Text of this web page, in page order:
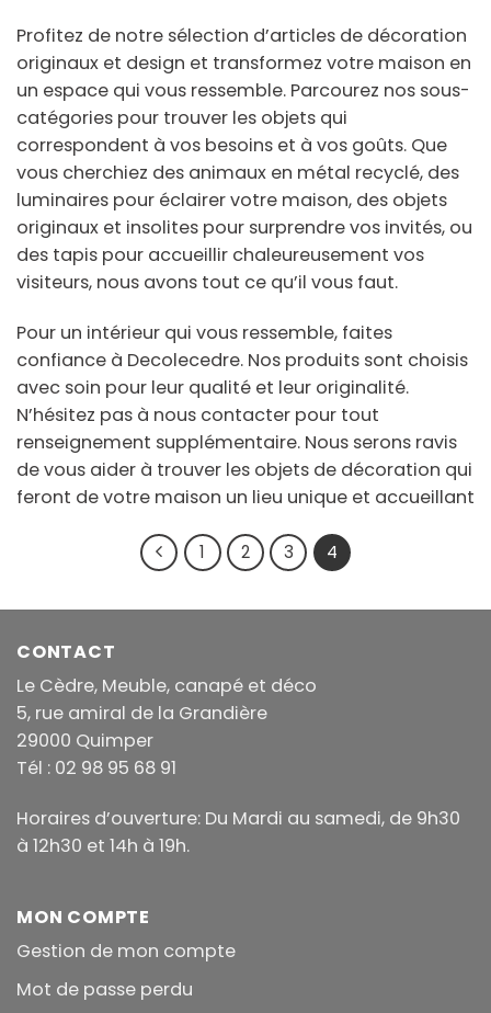
Profitez de notre sélection d’articles de décoration
originaux et design et transformez votre maison en
un espace qui vous ressemble. Parcourez nos sous-
catégories pour trouver les objets qui
correspondent à vos besoins et à vos goûts. Que
vous cherchiez des animaux en métal recyclé, des
luminaires pour éclairer votre maison, des objets
originaux et insolites pour surprendre vos invités, ou
des tapis pour accueillir chaleureusement vos
visiteurs, nous avons tout ce qu’il vous faut.
Pour un intérieur qui vous ressemble, faites
confiance à Decolecedre. Nos produits sont choisis
avec soin pour leur qualité et leur originalité.
N’hésitez pas à nous contacter pour tout
renseignement supplémentaire. Nous serons ravis
de vous aider à trouver les objets de décoration qui
feront de votre maison un lieu unique et accueillant
1 2 3 4
CONTACT
Le Cèdre, Meuble, canapé et déco
5, rue amiral de la Grandière
29000 Quimper
Tél : 02 98 95 68 91
Horaires d’ouverture: Du Mardi au samedi, de 9h30
à 12h30 et 14h à 19h.
MON COMPTE
Gestion de mon compte
Mot de passe perdu